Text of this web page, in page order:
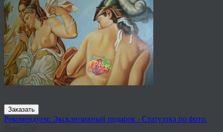
Заказать
Рекомендуем: Эксклюзивный подарок - Статуэтка по фото.